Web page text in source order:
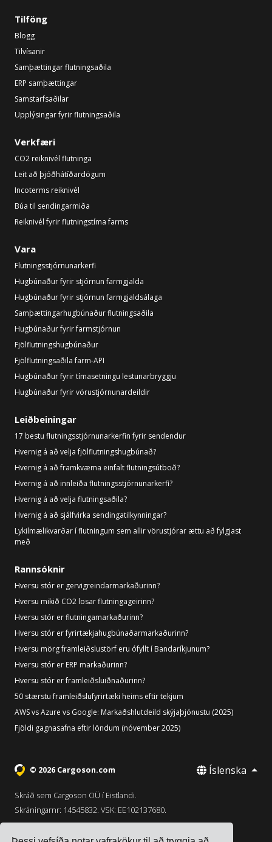
Tilföng
Blogg
Tilvísanir
Samþættingar flutningsaðila
ERP samþættingar
Samstarfsaðilar
Upplýsingar fyrir flutningsaðila
Verkfæri
CO2 reiknivél flutninga
Leit að þjóðhátíðardögum
Incoterms reiknivél
Búa til sendingarmiða
Reiknivél fyrir flutningstíma farms
Vara
Flutningsstjórnunarkerfi
Hugbúnaður fyrir stjórnun farmgjalda
Hugbúnaður fyrir stjórnun farmgjaldsálaga
Samþættingarhugbúnaður flutningsaðila
Hugbúnaður fyrir farmstjórnun
Fjölflutningshugbúnaður
Fjölflutningsaðila farm-API
Hugbúnaður fyrir tímasetningu lestunarbryggju
Hugbúnaður fyrir vörustjórnunardeildir
Leiðbeiningar
17 bestu flutningsstjórnunarkerfin fyrir sendendur
Hvernig á að velja fjölflutningshugbúnað?
Hvernig á að framkvæma einfalt flutningsútboð?
Hvernig á að innleiða flutningsstjórnunarkerfi?
Hvernig á að velja flutningsaðila?
Hvernig á að sjálfvirka sendingatilkynningar?
Lykilmælikvarðar í flutningum sem allir vörustjórar ættu að fylgjast
með
Rannsóknir
Hversu stór er gervigreindarmarkaðurinn?
Hversu mikið CO2 losar flutningageirinn?
Hversu stór er flutningamarkaðurinn?
Hversu stór er fyrirtækjahugbúnaðarmarkaðurinn?
Hversu mörg framleiðslustörf eru ófyllt í Bandaríkjunum?
Hversu stór er ERP markaðurinn?
Hversu stór er framleiðsluiðnaðurinn?
50 stærstu framleiðslufyrirtæki heims eftir tekjum
AWS vs Azure vs Google: Markaðshlutdeild skýjaþjónustu (2025)
Fjöldi gagnasafna eftir löndum (nóvember 2025)
© 2026 Cargoson.com Íslenska
Skráð sem Cargoson OÜ í Eistlandi.
Skráningarnr: 14545832. VSK: EE102137680.